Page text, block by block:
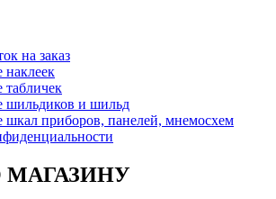
на заказ
наклеек
табличек
шильдиков и шильд
шкал приборов, панелей, мнемосхем